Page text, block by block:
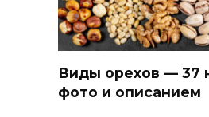
Виды орехов — 37
фото и описанием